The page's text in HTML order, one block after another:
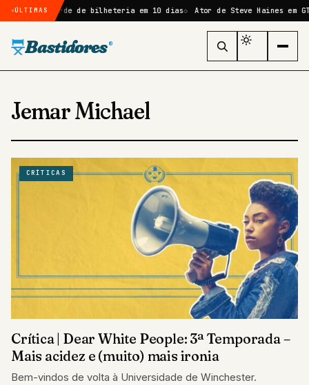
ÚLTIMAS
novo recorde de bilheteria em 10 dias Ator de Steve Haines em
Bastidores ®
Jemar Michael
CRÍTICAS
Crítica | Dear White People: 3ª Temporada –
Mais acidez e (muito) mais ironia
Bem-vindos de volta à Universidade de Winchester.